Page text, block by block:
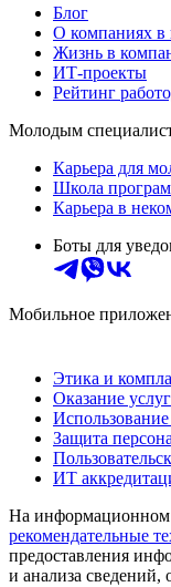
Блог
О компаниях в
Жизнь в
ИТ-проекты
Рейтинг
Молодым
Карьера для
Школа
Карьера в
Боты для
Мобильное
Этика и
Оказание услуг
Использование
Защита
ИТ
На информационном
рекомендательные
предоставления
и анализа сведений,